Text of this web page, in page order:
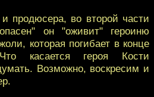
продюсера, во второй части
он "оживит" героиню
которая погибает в конце
касается героя Кости
Возможно, воскресим и